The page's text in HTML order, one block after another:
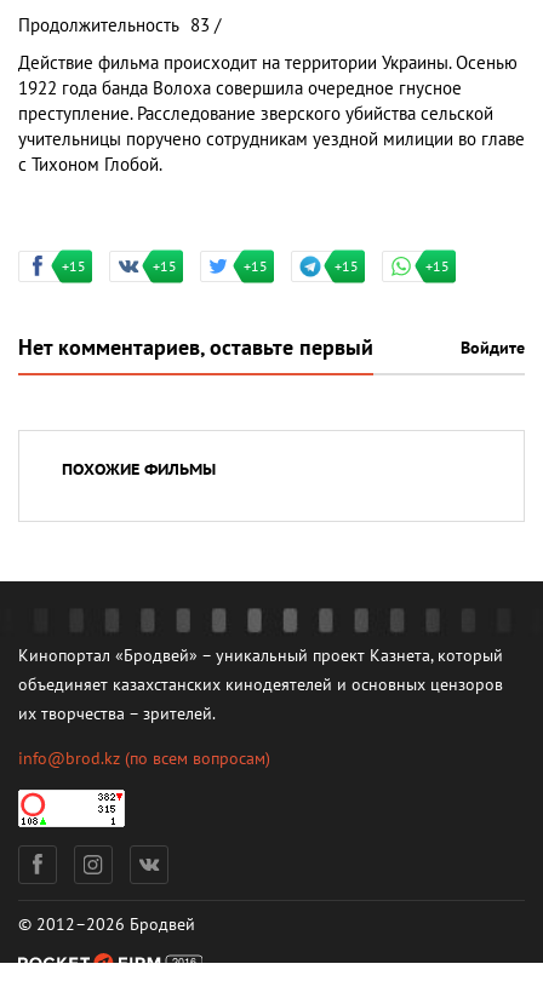
Продолжительность 83 /
Действие фильма происходит на территории Украины. Осенью
1922 года банда Волоха совершила очередное гнусное
преступление. Расследование зверского убийства сельской
учительницы поручено сотрудникам уездной милиции во главе
с Тихоном Глобой.
+15 +15 +15 +15 +15
Нет комментариев, оставьте первый Войдите
ПОХОЖИЕ ФИЛЬМЫ
Кинопортал «Бродвей» – уникальный проект Казнета, который
объединяет казахстанских кинодеятелей и основных цензоров
их творчества – зрителей.
info@brod.kz (по всем вопросам)
© 2012–2026 Бродвей